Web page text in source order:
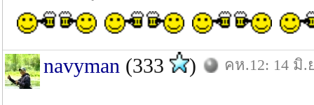
navyman (333 ) คห.12: 14 มิ.